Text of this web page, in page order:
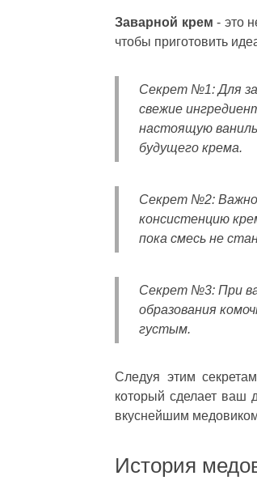
Заварной крем - это
чтобы приготовить
Секрет №1:Для
свежие
настоящую
будущего крема.
Секрет №2:
консистенцию
пока смесь не
Секрет №3: При
образования
густым.
Следуя этим
который сделает ваш
вкуснейшим
История